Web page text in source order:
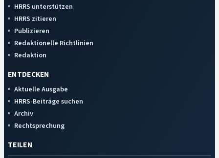
HRRS unterstützen
HRRS zitieren
Publizieren
Redaktionelle Richtlinien
Redaktion
ENTDECKEN
Aktuelle Ausgabe
HRRS-Beiträge suchen
Archiv
Rechtsprechung
TEILEN